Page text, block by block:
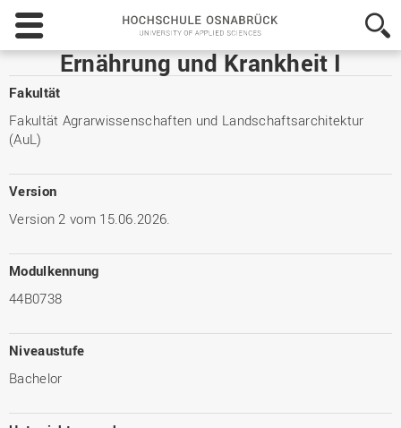
Hochschule
Osnabrück
-
University
Sciences
Ernährung und Krankheit I
Fakultät
Fakultät Agrarwissenschaften und Landschaftsarchitektur
(AuL)
Version
Version 2 vom 15.06.2026.
Modulkennung
44B0738
Niveaustufe
Bachelor